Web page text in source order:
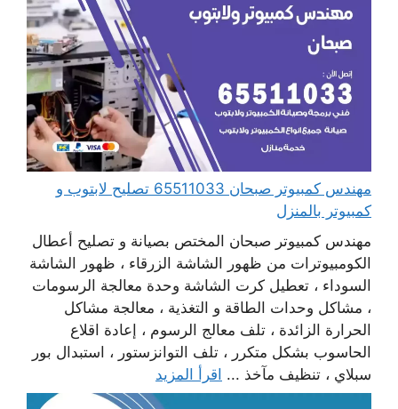
مهندس كمبيوتر صبحان 65511033 تصليح لابتوب و
كمبيوتر بالمنزل
مهندس كمبيوتر صبحان المختص بصيانة و تصليح أعطال
الكومبيوترات من ظهور الشاشة الزرقاء ، ظهور الشاشة
السوداء ، تعطيل كرت الشاشة وحدة معالجة الرسومات
، مشاكل وحدات الطاقة و التغذية ، معالجة مشاكل
الحرارة الزائدة ، تلف معالج الرسوم ، إعادة اقلاع
الحاسوب بشكل متكرر ، تلف التوانزستور ، استبدال بور
سبلاي ، تنظيف مآخذ ... اقرأ المزيد